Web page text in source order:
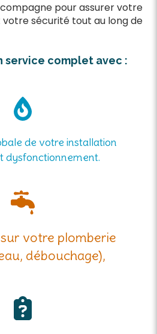
pour assurer votre
sécurité tout au long de
service complet avec :
de votre installation
dysfonctionnement.
votre plomberie
débouchage),